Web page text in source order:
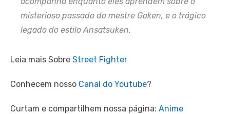
misterioso passado do mestre Goken, e o trágico
legado do estilo Ansatsuken.
Leia mais Sobre Street Fighter
Conhecem nosso Canal do Youtube?
Curtam e compartilhem nossa página: Anime